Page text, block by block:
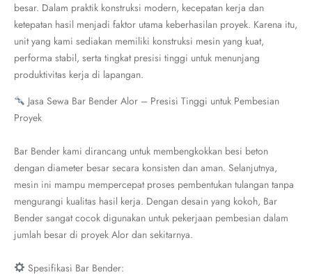
besar. Dalam praktik konstruksi modern, kecepatan kerja dan
ketepatan hasil menjadi faktor utama keberhasilan proyek. Karena itu,
unit yang kami sediakan memiliki konstruksi mesin yang kuat,
performa stabil, serta tingkat presisi tinggi untuk menunjang
produktivitas kerja di lapangan.
Jasa Sewa Bar Bender Alor – Presisi Tinggi untuk Pembesian
Proyek
Bar Bender kami dirancang untuk membengkokkan besi beton
dengan diameter besar secara konsisten dan aman. Selanjutnya,
mesin ini mampu mempercepat proses pembentukan tulangan tanpa
mengurangi kualitas hasil kerja. Dengan desain yang kokoh, Bar
Bender sangat cocok digunakan untuk pekerjaan pembesian dalam
jumlah besar di proyek Alor dan sekitarnya.
Spesifikasi Bar Bender: